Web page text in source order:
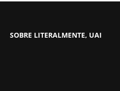
SOBRE LITERALMENTE, UAI